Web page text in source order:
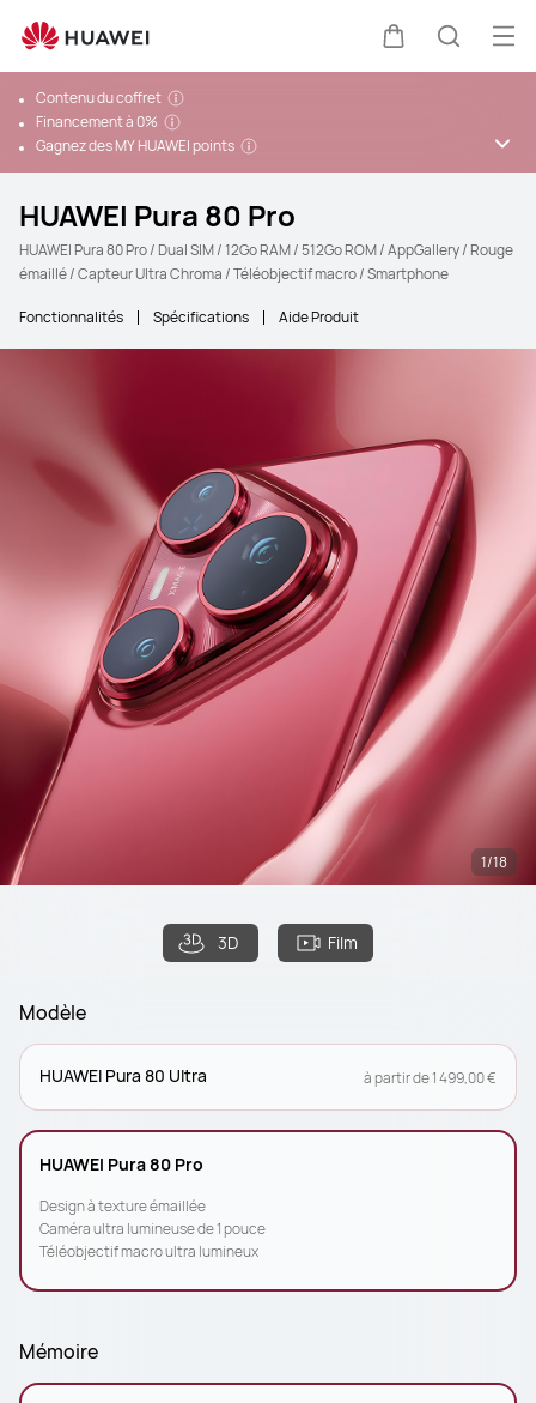
Couvercle
Contenu du coffret
Financement à 0%
Gagnez des MY HUAWEI points
HUAWEI Pura 80 Pro
HUAWEI Pura 80 Pro / Dual SIM / 12Go RAM / 512Go ROM / AppGallery / Rouge
émaillé / Capteur Ultra Chroma / Téléobjectif macro / Smartphone
Fonctionnalités Spécifications Aide Produit
3D Film
1/18
Modèle
HUAWEI Pura 80 Ultra à partir de 1 499,00 €
HUAWEI Pura 80 Pro
Design à texture émaillée
Caméra ultra lumineuse de 1 pouce
Téléobjectif macro ultra lumineux
Mémoire